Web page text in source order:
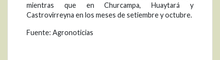
mientras que en Churcampa, Huaytará y
Castrovirreyna en los meses de setiembre y octubre.
Fuente: Agronoticias